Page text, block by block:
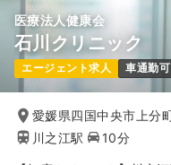
医療法人健康会
石川クリニック
エージェント求人 車通勤可
愛媛県四国中央市上分
川之江駅
10分